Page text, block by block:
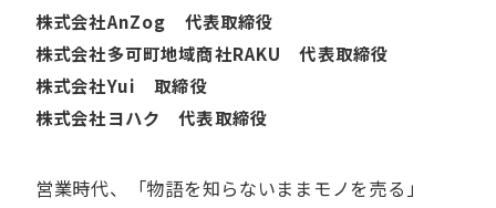
株式会社AnZog 代表取締役
株式会社多可町地域商社RAKU 代表取締役
株式会社Yui 取締役
株式会社ヨハク 代表取締役
営業時代、​「物語を​知らないまま​モノを​売る」